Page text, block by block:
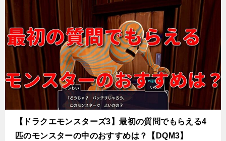
【ドラクエモンスターズ3】最初の質問でもらえる4
匹のモンスターの中のおすすめは？【DQM3】